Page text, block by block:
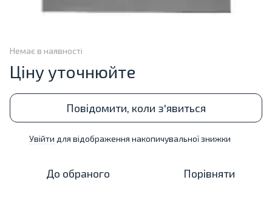
Немає в наявності
Ціну уточнюйте
Повідомити, коли з'явиться
Увійти для відображення накопичувальної знижки
До обраного Порівняти